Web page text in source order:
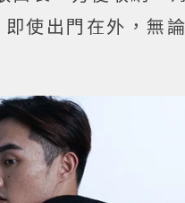
使出門在外，無